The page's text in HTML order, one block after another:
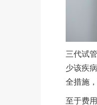
三代试
少该疾
全措施
至于费